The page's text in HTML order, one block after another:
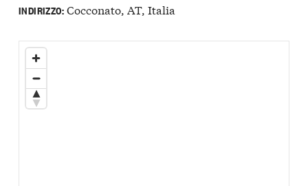
INDIRIZZO:Cocconato, AT, Italia